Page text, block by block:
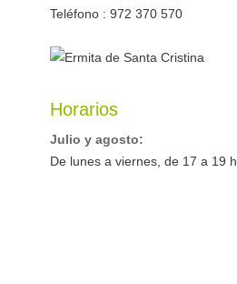
Teléfono : 972 370 570
Horarios
Julio y agosto:
De lunes a viernes, de 17 a 19 h